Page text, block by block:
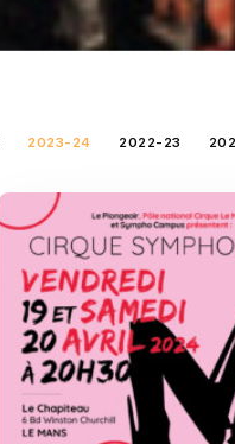
2023-24 2022-23